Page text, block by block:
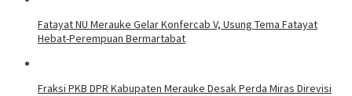
Fatayat NU Merauke Gelar Konfercab V, Usung Tema Fatayat
Hebat-Perempuan Bermartabat
Fraksi PKB DPR Kabupaten Merauke Desak Perda Miras Direvisi